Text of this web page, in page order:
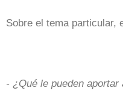
Sobre el tema particular,
- ¿Qué le pueden